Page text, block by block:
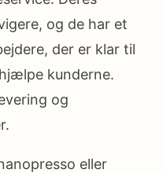
og de har et
der er klar til
kunderne.
og
eller